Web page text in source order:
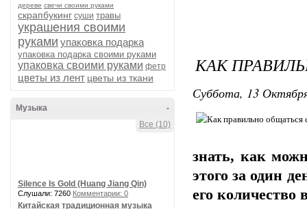
дереве свечи своими руками
скрапбукинг суши травы
украшения своими
руками упаковка подарка
упаковка подарка своими руками
упаковка своими руками фетр
цветы из лент цветы из ткани
-
Музыка
Все (10)
Silence Is Gold (Huang Jiang Qin)
Слушали: 7260 Комментарии: 0
Китайская традиционная музыка
КАК
Суббота, 13
знать, как
этого за один
его количество